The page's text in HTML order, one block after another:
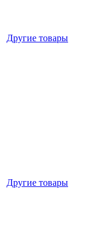
Другие товары
Другие товары